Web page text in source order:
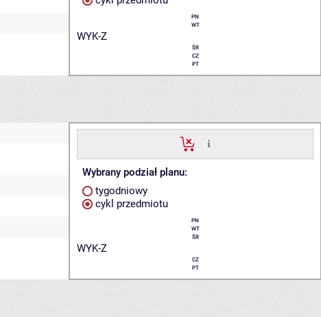
PN
WT
WYK-Z
ŚR
CZ
PT
Wybrany podział planu:
tygodniowy
cykl przedmiotu
PN
WT
ŚR
WYK-Z
CZ
PT